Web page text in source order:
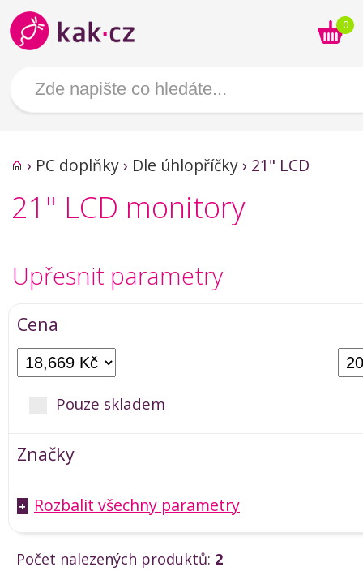
0
› PC doplňky› Dle úhlopříčky› 21" LCD
21" LCD monitory
Upřesnit parametry
Cena
Pouze skladem
Značky
+ Rozbalit všechny parametry
Počet nalezených produktů: 2